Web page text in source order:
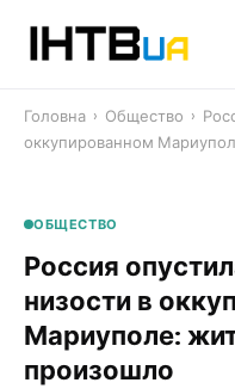
Головна › Общество ›
оккупированном
ОБЩЕСТВО
Россия
низости в
Мариуполе:
произошло